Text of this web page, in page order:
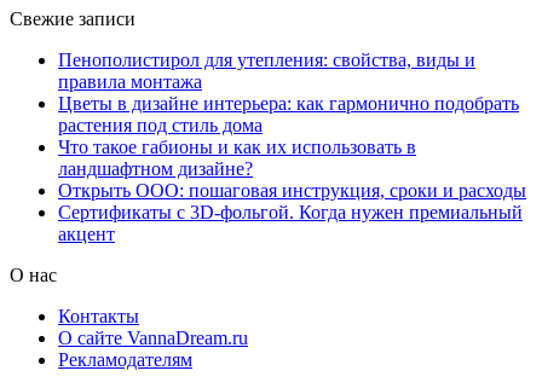
Свежие записи
Пенополистирол для утепления: свойства, виды и
правила монтажа
Цветы в дизайне интерьера: как гармонично подобрать
растения под стиль дома
Что такое габионы и как их использовать в
ландшафтном дизайне?
Открыть ООО: пошаговая инструкция, сроки и расходы
Сертификаты с 3D-фольгой. Когда нужен премиальный
акцент
О нас
Контакты
О сайте VannaDream.ru
Рекламодателям